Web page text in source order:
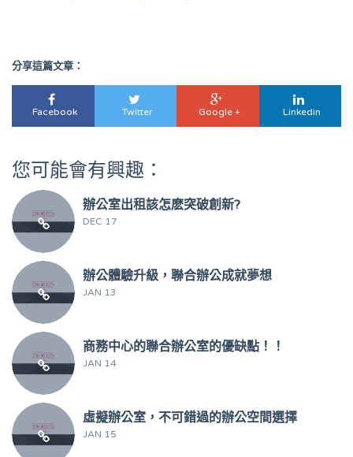
分享這篇文章：
Facebook Twitter Google + Linkedin
您可能會有興趣：
辦公室出租該怎麽突破創新?
DEC 17
辦公體驗升級，聯合辦公成就夢想
JAN 13
商務中心的聯合辦公室的優缺點！！
JAN 14
虛擬辦公室，不可錯過的辦公空間選擇
JAN 15